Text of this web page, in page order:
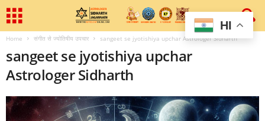
Home संगीत से ज्‍योतिषीय उपचार sangeet se jyotishiya upchar Astrologer Sidharth
sangeet se jyotishiya upchar
Astrologer Sidharth
HI